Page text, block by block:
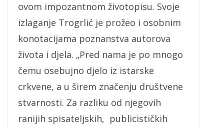
ovom impozantnom životopisu. Svoje
izlaganje Trogrlić je prožeo i osobnim
konotacijama poznanstva autorova
života i djela. „Pred nama je po mnogo
čemu osebujno djelo iz istarske
crkvene, a u širem značenju društvene
stvarnosti. Za razliku od njegovih
ranijih spisateljskih, publicističkih